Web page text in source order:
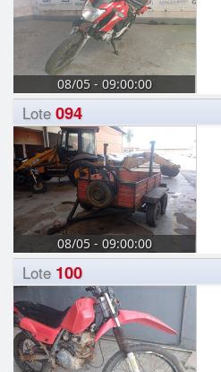
08/05 - 09:00:00
Lote 094
08/05 - 09:00:00
Lote 100